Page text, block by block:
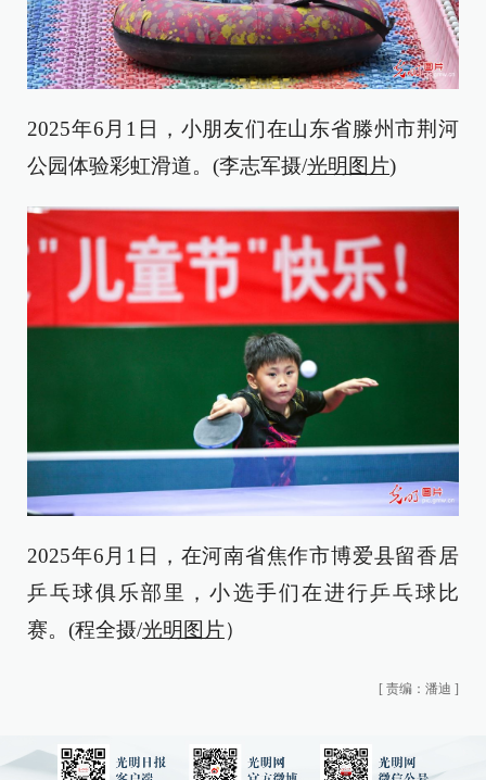
2025年6月1日，小朋友们在山东省滕州市荆河
公园体验彩虹滑道。(李志军摄/光明图片)
2025年6月1日，在河南省焦作市博爱县留香居
乒乓球俱乐部里，小选手们在进行乒乓球比
赛。(程全摄/光明图片）
[ 责编：潘迪 ]